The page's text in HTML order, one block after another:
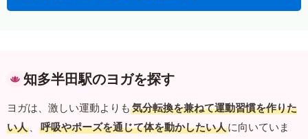
知多半田駅のヨガを探す
ヨガは、激しい運動よりも 気分転換を兼ねて運動習慣を作りた
い人 、 呼吸やポーズを通じて体を動かしたい人に向いていま